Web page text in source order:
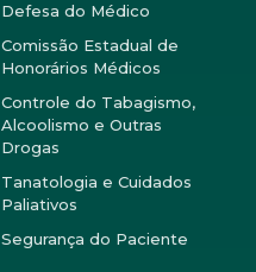
Defesa do Médico
Comissão Estadual de
Honorários Médicos
Controle do Tabagismo,
Alcoolismo e Outras
Drogas
Tanatologia e Cuidados
Paliativos
Segurança do Paciente